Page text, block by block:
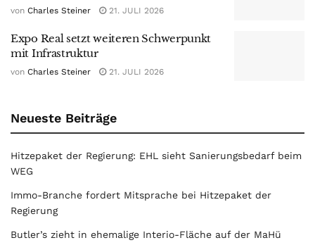
von Charles Steiner 21. JULI 2026
Expo Real setzt weiteren Schwerpunkt
mit Infrastruktur
von Charles Steiner 21. JULI 2026
Neueste Beiträge
Hitzepaket der Regierung: EHL sieht Sanierungsbedarf beim
WEG
Immo-Branche fordert Mitsprache bei Hitzepaket der
Regierung
Butler’s zieht in ehemalige Interio-Fläche auf der MaHü